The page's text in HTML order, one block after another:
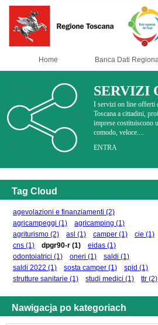
Home Banca Dati
SERVIZI
I servizi on line offerti
Toscana a cittadini,
imprese costituiscono
comodo, veloce....
ENTRA
Tag Cloud
agevolazioni e finanziamenti (2)
agricampeggi (1) agricamping (1)
agriturismo (2) asl (1) camper (1) cie (1)
cns (1) dpgr90-r (1) eidas (1)
odontoiatrici (1) oneri (1) saldi (1)
saldi 2022 (1) sosta camper (1) spid (1)
strutture sanitarie (1) studi medici (1) ttr (2)
Nawigacja po kategoriach